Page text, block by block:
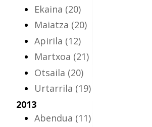
Ekaina (20)
Maiatza (20)
Apirila (12)
Martxoa (21)
Otsaila (20)
Urtarrila (19)
2013
Abendua (11)